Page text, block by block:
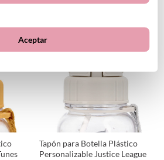
Personalizable
Tapón para Botella Plástico
Personalizable Justice League
Aceptar